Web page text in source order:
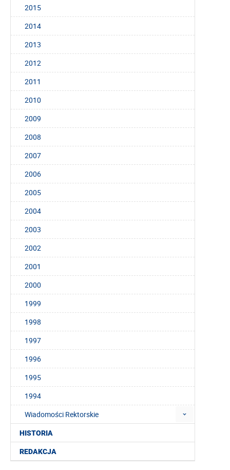
2015
2014
2013
2012
2011
2010
2009
2008
2007
2006
2005
2004
2003
2002
2001
2000
1999
1998
1997
1996
1995
1994
Wiadomości Rektorskie
HISTORIA
REDAKCJA